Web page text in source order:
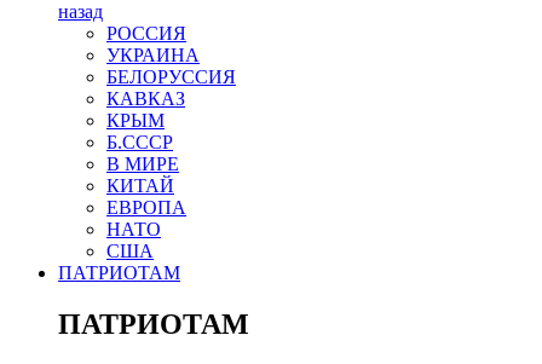
назад
РОСCИЯ
УКРАИНА
БЕЛОРУССИЯ
КАВКАЗ
КРЫМ
Б.СССР
В МИРЕ
КИТАЙ
ЕВРОПА
НАТО
США
ПАТРИОТАМ
ПАТРИОТАМ